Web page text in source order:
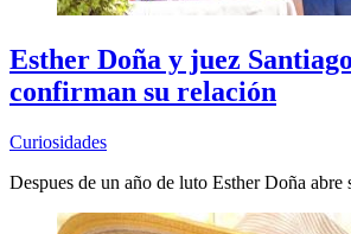
Esther Doña y juez
confirman su relación
Curiosidades
Despues de un año de luto Esther Doña abre